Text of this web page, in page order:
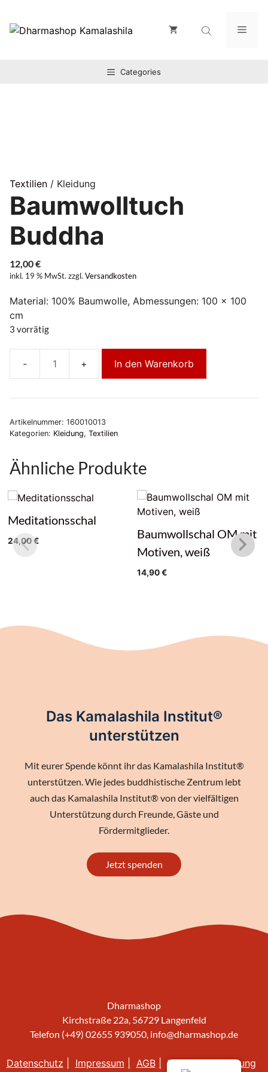
Inhalt
springen
Categories
Textilien / Kleidung
Baumwolltuch
Buddha
12,00€
inkl. 19 % MwSt. zzgl. Versandkosten
Material: 100% Baumwolle, Abmessungen: 100 x 100
cm
3 vorrätig
Baumwolltuch
Menge
In den Warenkorb
Artikelnummer: 160010013
Kategorien: Kleidung, Textilien
Ähnliche Produkte
Meditationsschal
24,00€
Baumwollschal OM mit
Motiven, weiß
14,90€
Das Kamalashila Institut®
unterstützen
Mit eurer Spende könnt ihr das Kamalashila Institut®
unterstützen. Wie jedes buddhistische Zentrum lebt
auch das Kamalashila Institut® von der vielfältigen
Unterstützung durch Freunde, Gäste und
Fördermitglieder.
Jetzt spenden
Dharmashop
Kirchstraße 22a, 56729 Langenfeld
Telefon (+49) 02655 939050, info@dharmashop.de
Datenschutz Impressum AGB Widerrufsbelehrung